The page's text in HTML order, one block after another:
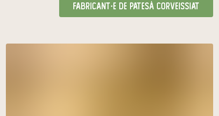
fabricant·e de patesà Corveissiat